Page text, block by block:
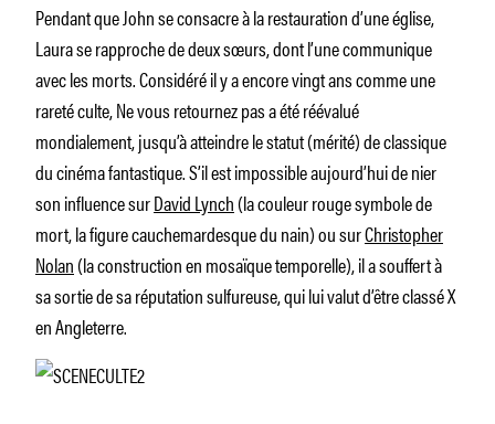
Pendant que John se consacre à la restauration d’une église,
Laura se rapproche de deux sœurs, dont l’une communique
avec les morts. Considéré il y a encore vingt ans comme une
rareté culte,Ne vous retournez pasa été réévalué
mondialement, jusqu’à atteindre le statut (mérité) de classique
du cinéma fantastique. S’il est impossible aujourd’hui de nier
son influence surDavid Lynch(la couleur rouge symbole de
mort, la figure cauchemardesque du nain) ou surChristopher
Nolan(la construction en mosaïque temporelle), il a souffert à
sa sortie de sa réputation sulfureuse, qui lui valut d’être classé X
en Angleterre.